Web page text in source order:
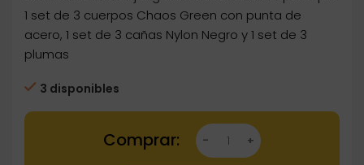
1 set de 3 cuerpos Chaos Green con punta de
acero, 1 set de 3 cañas Nylon Negro y 1 set de 3
plumas
3 disponibles
Dartstore Dardos Bulls Darts Bulls Chaos